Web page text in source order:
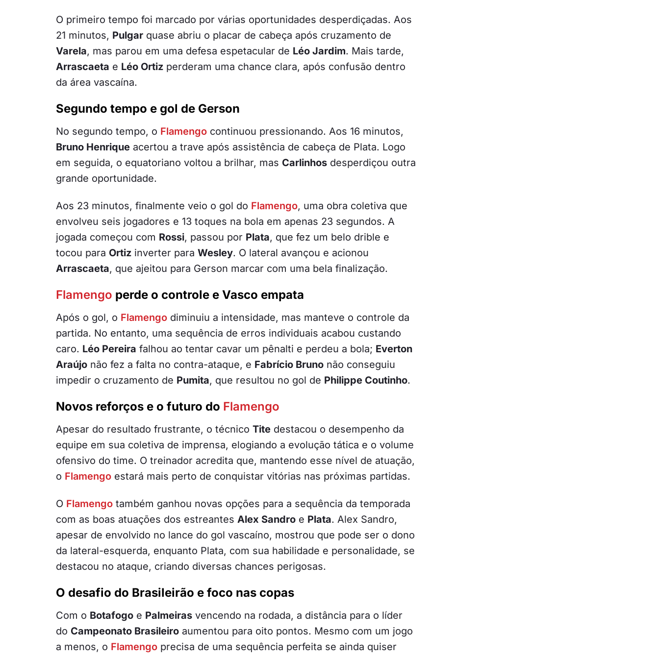
O primeiro tempo foi marcado por várias oportunidades desperdiçadas. Aos
21 minutos, Pulgar quase abriu o placar de cabeça após cruzamento de
Varela, mas parou em uma defesa espetacular de Léo Jardim. Mais tarde,
Arrascaeta e Léo Ortiz perderam uma chance clara, após confusão dentro
da área vascaína.
Segundo tempo e gol de Gerson
No segundo tempo, o Flamengo continuou pressionando. Aos 16 minutos,
Bruno Henrique acertou a trave após assistência de cabeça de Plata. Logo
em seguida, o equatoriano voltou a brilhar, mas Carlinhos desperdiçou outra
grande oportunidade.
Aos 23 minutos, finalmente veio o gol do Flamengo, uma obra coletiva que
envolveu seis jogadores e 13 toques na bola em apenas 23 segundos. A
jogada começou com Rossi, passou por Plata, que fez um belo drible e
tocou para Ortiz inverter para Wesley. O lateral avançou e acionou
Arrascaeta, que ajeitou para Gerson marcar com uma bela finalização.
Flamengo perde o controle e Vasco empata
Após o gol, o Flamengo diminuiu a intensidade, mas manteve o controle da
partida. No entanto, uma sequência de erros individuais acabou custando
caro. Léo Pereira falhou ao tentar cavar um pênalti e perdeu a bola; Everton
Araújo não fez a falta no contra-ataque, e Fabrício Bruno não conseguiu
impedir o cruzamento de Pumita, que resultou no gol de Philippe Coutinho.
Novos reforços e o futuro do Flamengo
Apesar do resultado frustrante, o técnico Tite destacou o desempenho da
equipe em sua coletiva de imprensa, elogiando a evolução tática e o volume
ofensivo do time. O treinador acredita que, mantendo esse nível de atuação,
o Flamengo estará mais perto de conquistar vitórias nas próximas partidas.
O Flamengo também ganhou novas opções para a sequência da temporada
com as boas atuações dos estreantes Alex Sandro e Plata. Alex Sandro,
apesar de envolvido no lance do gol vascaíno, mostrou que pode ser o dono
da lateral-esquerda, enquanto Plata, com sua habilidade e personalidade, se
destacou no ataque, criando diversas chances perigosas.
O desafio do Brasileirão e foco nas copas
Com o Botafogo e Palmeiras vencendo na rodada, a distância para o líder
do Campeonato Brasileiro aumentou para oito pontos. Mesmo com um jogo
a menos, o Flamengo precisa de uma sequência perfeita se ainda quiser